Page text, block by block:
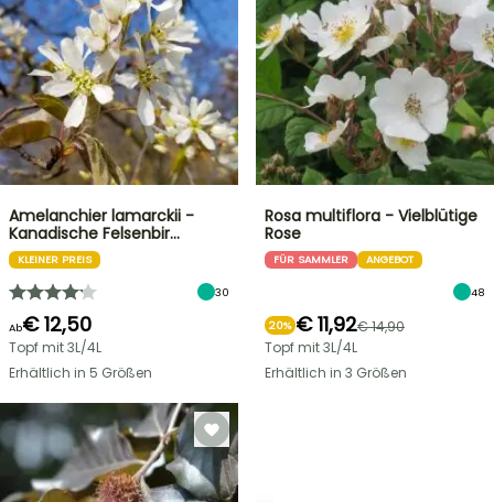
Amelanchier lamarckii -
Kanadische Felsenbir…
KLEINER PREIS
30
Ab€ 12,50
Topf mit 3L/4L
Erhältlich in 5 Größen
Rosa multiflora - Vielblütige
Rose
FÜR SAMMLER ANGEBOT
48
20% € 11,92€ 14,90
Topf mit 3L/4L
Erhältlich in 3 Größen